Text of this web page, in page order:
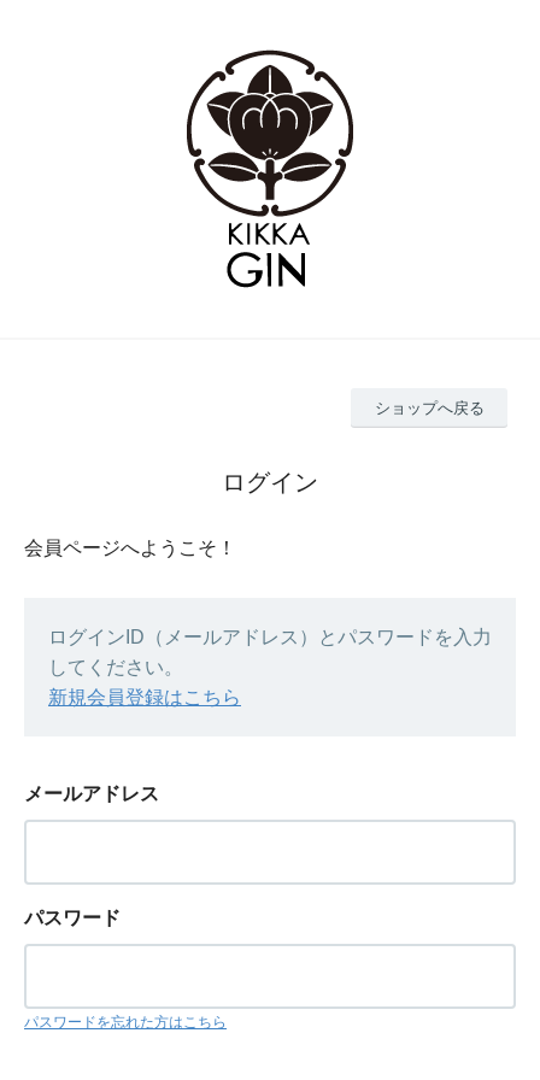
ショップへ戻る
ログイン
会員ページへようこそ！
ログインID（メールアドレス）とパスワードを入力
してください。
新規会員登録はこちら
メールアドレス
パスワード
パスワードを忘れた方はこちら